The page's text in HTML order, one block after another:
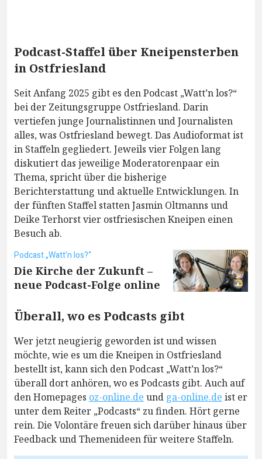
Podcast-Staffel über Kneipensterben
in Ostfriesland
Seit Anfang 2025 gibt es den Podcast „Watt’n los?“
bei der Zeitungsgruppe Ostfriesland. Darin
vertiefen junge Journalistinnen und Journalisten
alles, was Ostfriesland bewegt. Das Audioformat ist
in Staffeln gegliedert. Jeweils vier Folgen lang
diskutiert das jeweilige Moderatorenpaar ein
Thema, spricht über die bisherige
Berichterstattung und aktuelle Entwicklungen. In
der fünften Staffel statten Jasmin Oltmanns und
Deike Terhorst vier ostfriesischen Kneipen einen
Besuch ab.
Podcast „Watt’n los?“
Die Kirche der Zukunft –
neue Podcast-Folge online
Überall, wo es Podcasts gibt
Wer jetzt neugierig geworden ist und wissen
möchte, wie es um die Kneipen in Ostfriesland
bestellt ist, kann sich den Podcast „Watt’n los?“
überall dort anhören, wo es Podcasts gibt. Auch auf
den Homepages oz-online.de und ga-online.de ist er
unter dem Reiter „Podcasts“ zu finden. Hört gerne
rein. Die Volontäre freuen sich darüber hinaus über
Feedback und Themenideen für weitere Staffeln.